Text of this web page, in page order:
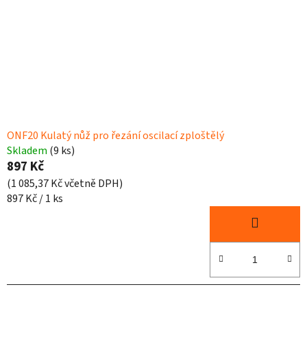
ONF20 Kulatý nůž pro řezání oscilací zploštělý
Skladem (9 ks)
897 Kč
(1 085,37 Kč včetně DPH)
Měrná
897 Kč / 1 ks